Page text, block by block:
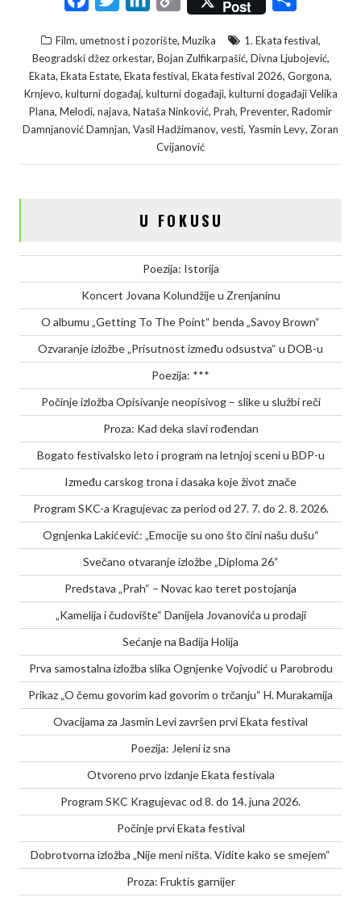
c
e
b
o
k
i
t
e
n
k
e
d
n
p
y
L
i
n
k
Post
a
r
e
Film, umetnost i pozorište, Muzika 1. Ekata festival,
Beogradski džez orkestar, Bojan Zulfikarpašić, Divna Ljubojević,
Ekata, Ekata Estate, Ekata festival, Ekata festival 2026, Gorgona,
Krnjevo, kulturni događaj, kulturni događaji, kulturni događaji Velika
Plana, Melodi, najava, Nataša Ninković, Prah, Preventer, Radomir
Damnjanović Damnjan, Vasil Hadžimanov, vesti, Yasmin Levy, Zoran
Cvijanović
U FOKUSU
Poezija: Istorija
Koncert Jovana Kolundžije u Zrenjaninu
O albumu „Getting To The Point“ benda „Savoy Brown“
Ozvaranje izložbe „Prisutnost između odsustva“ u DOB-u
Poezija: ***
Počinje izložba Opisivanje neopisivog – slike u službi reči
Proza: Kad deka slavi rođendan
Bogato festivalsko leto i program na letnjoj sceni u BDP-u
Između carskog trona i dasaka koje život znače
Program SKC-a Kragujevac za period od 27. 7. do 2. 8. 2026.
Ognjenka Lakićević: „Emocije su ono što čini našu dušu“
Svečano otvaranje izložbe „Diploma 26“
Predstava „Prah“ – Novac kao teret postojanja
„Kamelija i čudovište“ Danijela Jovanovića u prodaji
Sećanje na Badija Holija
Prva samostalna izložba slika Ognjenke Vojvodić u Parobrodu
Prikaz „O čemu govorim kad govorim o trčanju“ H. Murakamija
Ovacijama za Jasmin Levi završen prvi Ekata festival
Poezija: Jeleni iz sna
Otvoreno prvo izdanje Ekata festivala
Program SKC Kragujevac od 8. do 14. juna 2026.
Počinje prvi Ekata festival
Dobrotvorna izložba „Nije meni ništa. Vidite kako se smejem“
Proza: Fruktis garnijer